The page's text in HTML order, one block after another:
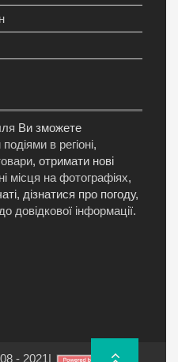
Ви зможете
в регіоні,
, отримати нові
місця на фотографіях,
дізнатися про погоду,
довідкової інформації.
- 2021|